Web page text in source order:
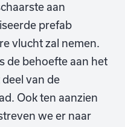
aan
prefab
vlucht zal nemen.
de behoefte aan het
van de
Ook ten aanzien
we er naar